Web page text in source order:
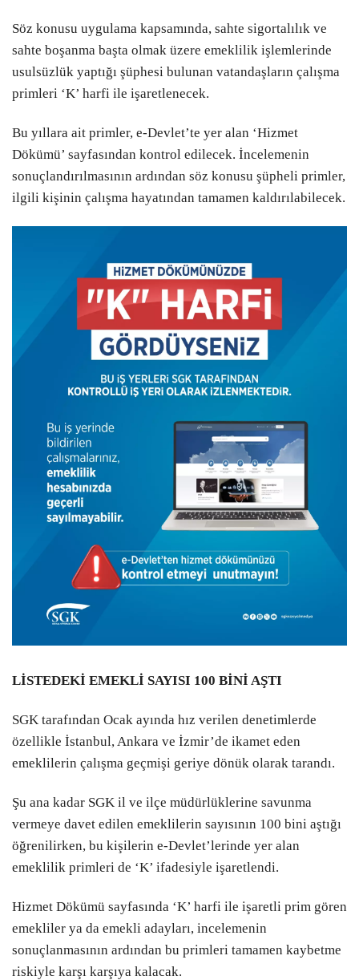
LinkedIn
Telegram
YAŞAM
TÜRK DÜNYASI
FOTO GALERİ
MAGAZİN
Söz konusu uygulama kapsamında, sahte sigortalılık ve
sahte boşanma başta olmak üzere emeklilik işlemlerinde
usulsüzlük yaptığı şüphesi bulunan vatandaşların çalışma
primleri ‘K’ harfi ile işaretlenecek.
Bu yıllara ait primler, e-Devlet’te yer alan ‘Hizmet
Dökümü’ sayfasından kontrol edilecek. İncelemenin
sonuçlandırılmasının ardından söz konusu şüpheli primler,
ilgili kişinin çalışma hayatından tamamen kaldırılabilecek.
LİSTEDEKİ EMEKLİ SAYISI 100 BİNİ AŞTI
SGK tarafından Ocak ayında hız verilen denetimlerde
özellikle İstanbul, Ankara ve İzmir’de ikamet eden
emeklilerin çalışma geçmişi geriye dönük olarak tarandı.
Şu ana kadar SGK il ve ilçe müdürlüklerine savunma
vermeye davet edilen emeklilerin sayısının 100 bini aştığı
öğrenilirken, bu kişilerin e-Devlet’lerinde yer alan
emeklilik primleri de ‘K’ ifadesiyle işaretlendi.
Hizmet Dökümü sayfasında ‘K’ harfi ile işaretli prim gören
emekliler ya da emekli adayları, incelemenin
sonuçlanmasının ardından bu primleri tamamen kaybetme
riskiyle karşı karşıya kalacak.